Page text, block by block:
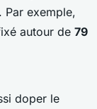
Par exemple,
autour de 79
doper le